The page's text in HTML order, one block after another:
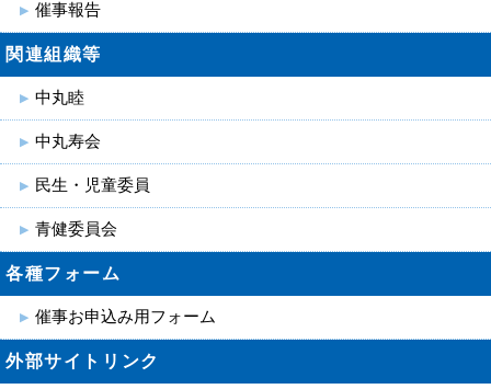
催事報告
関連組織等
中丸睦
中丸寿会
民生・児童委員
青健委員会
各種フォーム
催事お申込み用フォーム
外部サイトリンク